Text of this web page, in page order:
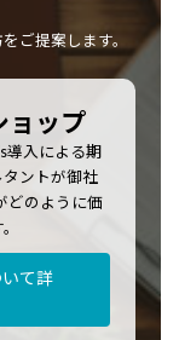
ご提案します。
ョップ
導入による期
ントが御社
どのように価
て詳